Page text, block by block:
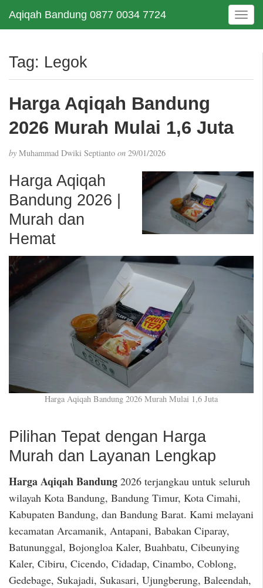
Aqiqah Bandung 0877 0034 7724
T
o
e
t
Tag: Legok
Harga Aqiqah Bandung
2026 Murah Mulai 1,6 Juta
by Muhammad Dwiki Septianto on 29/01/2026
Harga Aqiqah
Bandung 2026 |
Murah dan
Hemat
Harga Aqiqah Bandung 2026 Murah Mulai 1,6 Juta
Pilihan Tepat dengan Harga
Murah dan Layanan Lengkap
Harga Aqiqah Bandung 2026 terjangkau untuk seluruh
wilayah Kota Bandung, Bandung Timur, Kota Cimahi,
Kabupaten Bandung, dan Bandung Barat. Kami melayani
kecamatan Arcamanik, Antapani, Babakan Ciparay,
Batununggal, Bojongloa Kaler, Buahbatu, Cibeunying
Kaler, Cibiru, Cicendo, Cidadap, Cinambo, Coblong,
Gedebage, Sukajadi, Sukasari, Ujungberung, Baleendah,